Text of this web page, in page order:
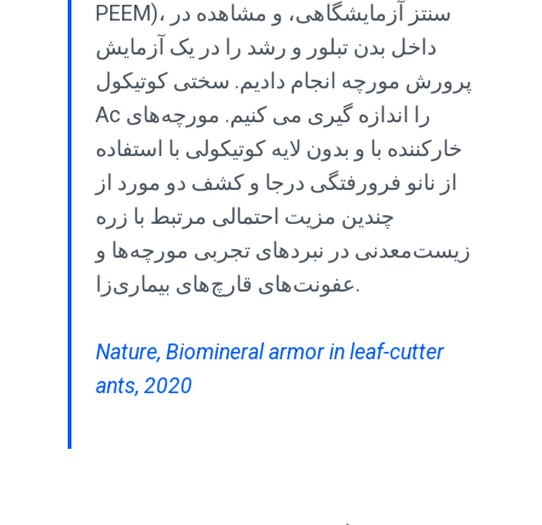
PEEM)، سنتز آزمایشگاهی، و مشاهده در
داخل بدن تبلور و رشد را در یک آزمایش
پرورش مورچه انجام دادیم. سختی کوتیکول
Ac را اندازه گیری می کنیم. مورچه‌های
خارکننده با و بدون لایه کوتیکولی با استفاده
از نانو فرورفتگی درجا و کشف دو مورد از
چندین مزیت احتمالی مرتبط با زره
زیست‌معدنی در نبردهای تجربی مورچه‌ها و
عفونت‌های قارچ‌های بیماری‌زا.
Nature, Biomineral armor in leaf-cutter
ants, 2020